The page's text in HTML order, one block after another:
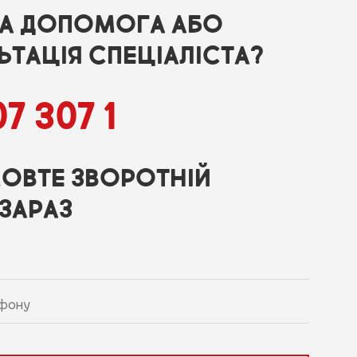
ДОПОМОГА АБО
СПЕЦІАЛІСТА?
307 1
ЗВОРОТНІЙ